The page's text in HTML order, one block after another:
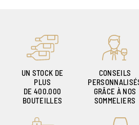
UN STOCK DE
PLUS
DE 400.000
BOUTEILLES
CONSEILS
GRÂCE À NOS
SOMMELIERS